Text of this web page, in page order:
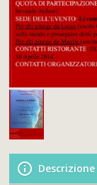
Descrizione